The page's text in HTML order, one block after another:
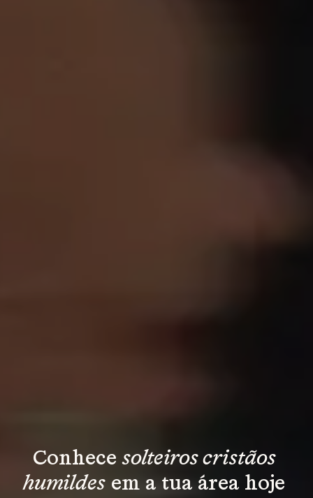
Conhece solteiros cristãos
humildes em a tua área hoje